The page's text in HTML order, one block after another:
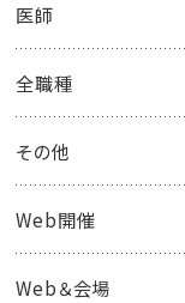
医師
全職種
その他
Web開催
Web＆会場